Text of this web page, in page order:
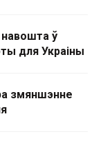
ў
для Украіны
змяншэнне